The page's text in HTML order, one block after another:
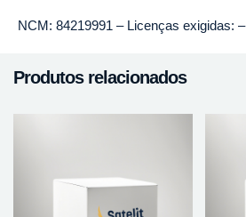
NCM: 84219991 – Licenças exigidas: –
Produtos relacionados